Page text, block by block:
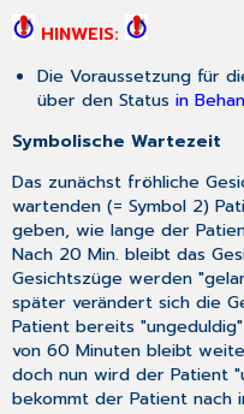
HINWEIS:
Die Voraussetzung für
über den Status in
Symbolische Wartezeit
Das zunächst fröhliche
wartenden (= Symbol 2)
geben, wie lange der
Nach 20 Min. bleibt das
Gesichtszüge werden
später verändert sich die
Patient bereits
von 60 Minuten bleibt
doch nun wird der Patient
bekommt der Patient nach